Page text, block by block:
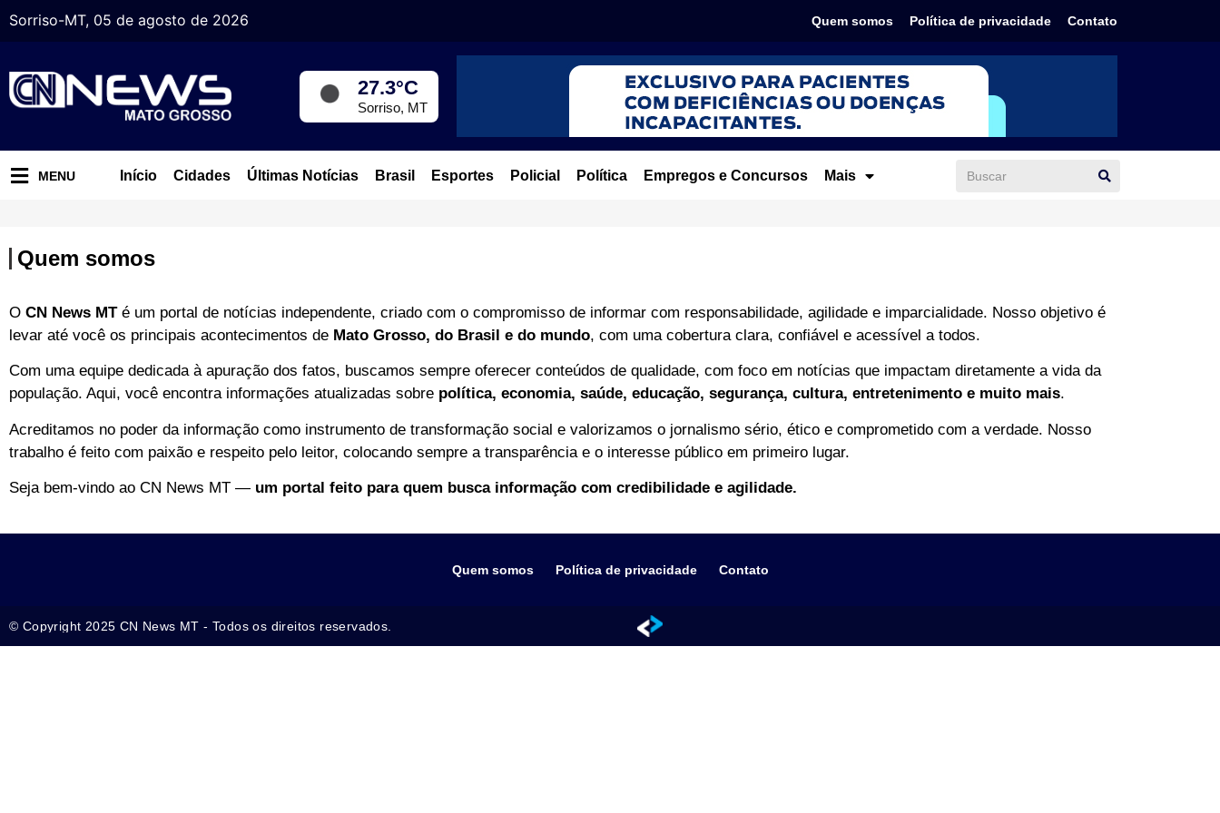
Sorriso-MT, 05 de agosto de 2026 Quem somos Política de privacidade Contato
27.3°C
Sorriso, MT
MENU Início Cidades Últimas Notícias Brasil Esportes Policial Política Empregos e Concursos Mais
Quem somos
O CN News MTé um portal de notícias independente, criado com o compromisso de informar com responsabilidade, agilidade e imparcialidade. Nosso objetivo é
levar até você os principais acontecimentos de Mato Grosso, do Brasil e do mundo, com uma cobertura clara, confiável e acessível a todos.
Com uma equipe dedicada à apuração dos fatos, buscamos sempre oferecer conteúdos de qualidade, com foco em notícias que impactam diretamente a vida da
população. Aqui, você encontra informações atualizadas sobre política, economia, saúde, educação, segurança, cultura, entretenimento e muito mais.
Acreditamos no poder da informação como instrumento de transformação social e valorizamos o jornalismo sério, ético e comprometido com a verdade. Nosso
trabalho é feito com paixão e respeito pelo leitor, colocando sempre a transparência e o interesse público em primeiro lugar.
Seja bem-vindo ao CN News MT — um portal feito para quem busca informação com credibilidade e agilidade.
Quem somos Política de privacidade Contato
© Copyright 2025 CN News MT - Todos os direitos reservados.